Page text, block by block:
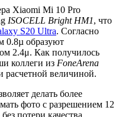
Xiaomi Mi 10 Pro
ISOCELL Bright HM1, что
S20 Ultra. Согласно
0.8µ образуют
2.4μ. Как получилось
коллеги из FoneArena
расчетной величиной.
делать более
фото с разрешением 12
потери качества.